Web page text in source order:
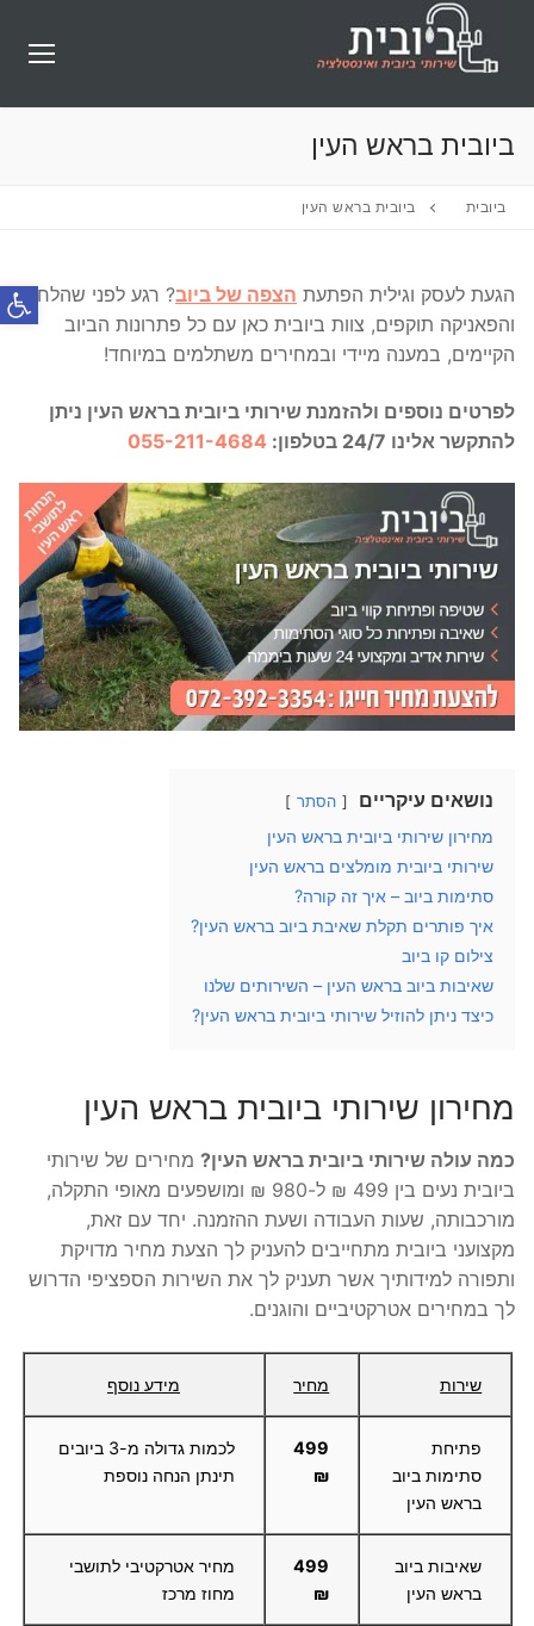
ביובית בראש העין
ביובית ביובית בראש העין
הגעת לעסק וגילית הפתעת הצפה של ביוב? רגע לפני שהלחץ
והפאניקה תוקפים, צוות ביובית כאן עם כל פתרונות הביוב
הקיימים, במענה מיידי ובמחירים משתלמים במיוחד!
לפרטים נוספים ולהזמנת שירותי ביובית בראש העין ניתן
להתקשר אלינו 24/7 בטלפון:
055-211-4684
נושאים עיקריים הסתר
מחירון שירותי ביובית בראש העין
שירותי ביובית מומלצים בראש העין
סתימות ביוב – איך זה קורה?
איך פותרים תקלת שאיבת ביוב בראש העין?
צילום קו ביוב
שאיבות ביוב בראש העין – השירותים שלנו
כיצד ניתן להוזיל שירותי ביובית בראש העין?
מחירון שירותי ביובית בראש העין
כמה עולה שירותי ביובית בראש העין? מחירים של שירותי
ביובית נעים בין 499 ₪ ל-980 ₪ ומושפעים מאופי התקלה,
מורכבותה, שעות העבודה ושעת ההזמנה. יחד עם זאת,
מקצועני ביובית מתחייבים להעניק לך הצעת מחיר מדויקת
ותפורה למידותיך אשר תעניק לך את השירות הספציפי הדרוש
לך במחירים אטרקטיביים והוגנים.
שירות מחיר מידע נוסף
פתיחת
סתימות ביוב
בראש העין
499
₪
לכמות גדולה מ-3 ביובים
תינתן הנחה נוספת
שאיבות ביוב
בראש העין
499
₪
מחיר אטרקטיבי לתושבי
מחוז מרכז
פתח